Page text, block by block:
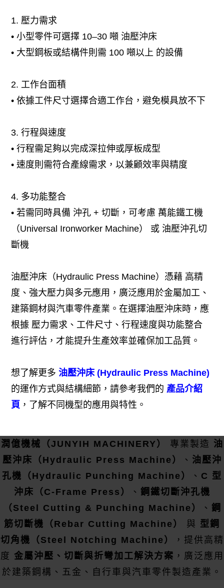
1. 壓力需求
• 小型零件可選擇 10–30 噸 油壓沖床
• 大型鋼板或結構件則需 100 噸以上 的設備
2. 工作台面積
• 依據工件尺寸選擇合適工作台，避免模具放不下
3. 行程與速度
• 行程需足夠以完成深拉伸或厚板成型
• 速度則需符合產線需求，以兼顧效率與精度
4. 多功能整合
• 若需同時具備 沖孔 + 切斷，可考慮 萬能鐵工機
（Universal Ironworker Machine） 或 油壓沖孔切
斷機
油壓沖床（Hydraulic Press Machine）憑藉 高精
度、強大壓力與多元應用，廣泛應用於金屬加工、
建築鋼材與汽車零件產業。在選擇油壓沖床時，應
根據 壓力需求、工件尺寸、行程速度與功能整合
進行評估，才能提升生產效率並確保加工品質。
想了解更多油壓沖床 (Hydraulic Press Machine)
的運作方式與結構細節，請參考我們的 產品介紹
頁 ，了解不同機型的應用與特性。
潤億機械（JUNYIH MACHINERY） 專業製造 油
壓沖床（Hydraulic Press Machine）
、 油壓沖
孔機（Hydraulic Punching Machine）
、 C 型
沖床（C-Frame Press）
、 鋼鐵切斷沖孔機
（Steel Cutting & Punching Machine）
、 鋼
筋切斷機（Rebar Cutting Machine）
與 型鋼
切角機（Steel Notching Machine）
，提供高精
度 金屬沖壓、切斷與折彎加工解決方案 ，廣泛應用
於建築鋼構、五金、自行車與汽車零件製造產業。